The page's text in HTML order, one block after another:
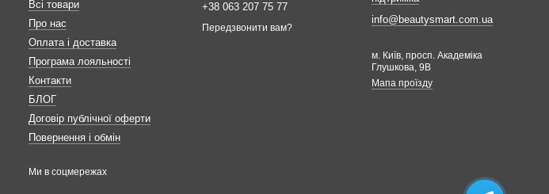
Всі товари
Про нас
Оплата і доставка
Програма лояльності
Контакти
БЛОГ
Договір публічної оферти
Повернення і обмін
Ми в соцмережах
+38 063 207 75 77
Передзвонити вам?
info@beautysmart.com.ua
м. Київ, просп. Академіка
Глушкова, 9В
Мапа проїзду